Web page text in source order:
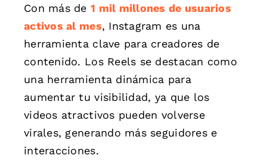
Con más de 1 mil millones de usuarios
activos al mes, Instagram es una
herramienta clave para creadores de
contenido. Los Reels se destacan como
una herramienta dinámica para
aumentar tu visibilidad, ya que los
videos atractivos pueden volverse
virales, generando más seguidores e
interacciones.